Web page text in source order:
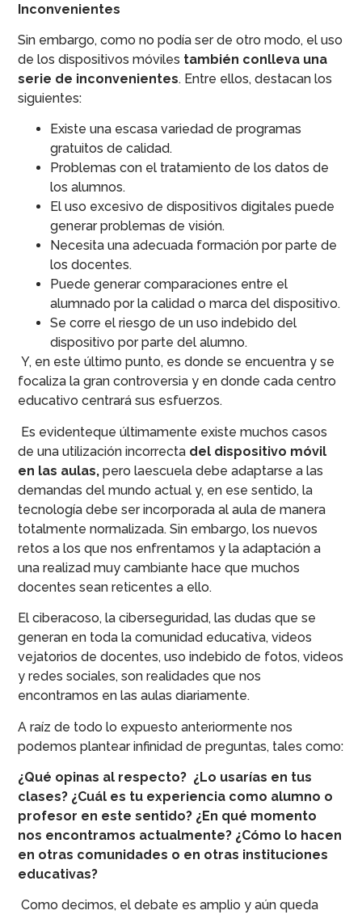
Inconvenientes
Sin embargo, como no podía ser de otro modo, el uso
de los dispositivos móviles también conlleva una
serie de inconvenientes. Entre ellos, destacan los
siguientes:
Existe una escasa variedad de programas
gratuitos de calidad.
Problemas con el tratamiento de los datos de
los alumnos.
El uso excesivo de dispositivos digitales puede
generar problemas de visión.
Necesita una adecuada formación por parte de
los docentes.
Puede generar comparaciones entre el
alumnado por la calidad o marca del dispositivo.
Se corre el riesgo de un uso indebido del
dispositivo por parte del alumno.
Y, en este último punto, es donde se encuentra y se
focaliza la gran controversia y en donde cada centro
educativo centrará sus esfuerzos.
Es evidenteque últimamente existe muchos casos
de una utilización incorrecta del dispositivo móvil
en las aulas,pero laescuela debe adaptarse a las
demandas del mundo actual y, en ese sentido, la
tecnología debe ser incorporada al aula de manera
totalmente normalizada. Sin embargo, los nuevos
retos a los que nos enfrentamos y la adaptación a
una realizad muy cambiante hace que muchos
docentes sean reticentes a ello.
El ciberacoso, la ciberseguridad, las dudas que se
generan en toda la comunidad educativa, videos
vejatorios de docentes, uso indebido de fotos, videos
y redes sociales, son realidades que nos
encontramos en las aulas diariamente.
A raíz de todo lo expuesto anteriormente nos
podemos plantear infinidad de preguntas, tales como:
¿Qué opinas al respecto? ¿Lo usarías en tus
clases? ¿Cuál es tu experiencia como alumno o
profesor en este sentido? ¿En qué momento
nos encontramos actualmente? ¿Cómo lo hacen
en otras comunidades o en otras instituciones
educativas?
Como decimos, el debate es amplio y aún queda